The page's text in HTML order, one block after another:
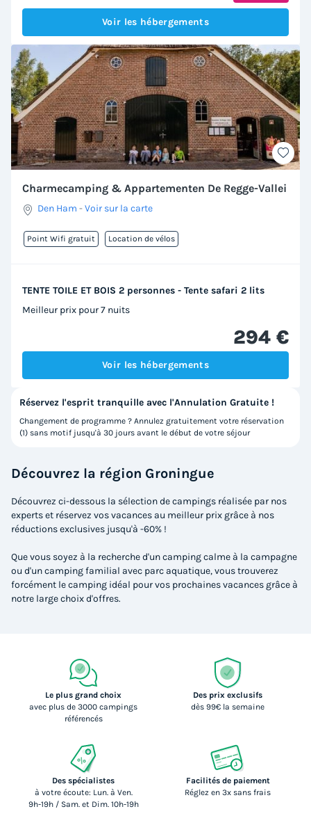
Voir les hébergements
Charmecamping & Appartementen De Regge-Vallei
Den Ham -Voir sur la carte
Point Wifi gratuit Location de vélos
TENTE TOILE ET BOIS 2 personnes - Tente safari 2 lits
Meilleur prix pour 7 nuits
294 €
Voir les hébergements
Réservez l'esprit tranquille avec l'Annulation Gratuite !
Changement de programme ? Annulez gratuitement votre réservation
(1) sans motif jusqu'à 30 jours avant le début de votre séjour
Découvrez la région Groningue
Découvrez ci-dessous la sélection de campings réalisée par nos
experts et réservez vos vacances au meilleur prix grâce à nos
réductions exclusives jusqu'à -60% !
Que vous soyez à la recherche d'un camping calme à la campagne
ou d'un camping familial avec parc aquatique, vous trouverez
forcément le camping idéal pour vos prochaines vacances grâce à
notre large choix d'offres.
Le plus grand choix
avec plus de 3000 campings
référencés
Des prix exclusifs
dès 99€ la semaine
Des spécialistes
à votre écoute: Lun. à Ven.
9h-19h / Sam. et Dim. 10h-19h
Facilités de paiement
Réglez en 3x sans frais